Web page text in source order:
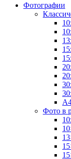
Фотографии
Фото в